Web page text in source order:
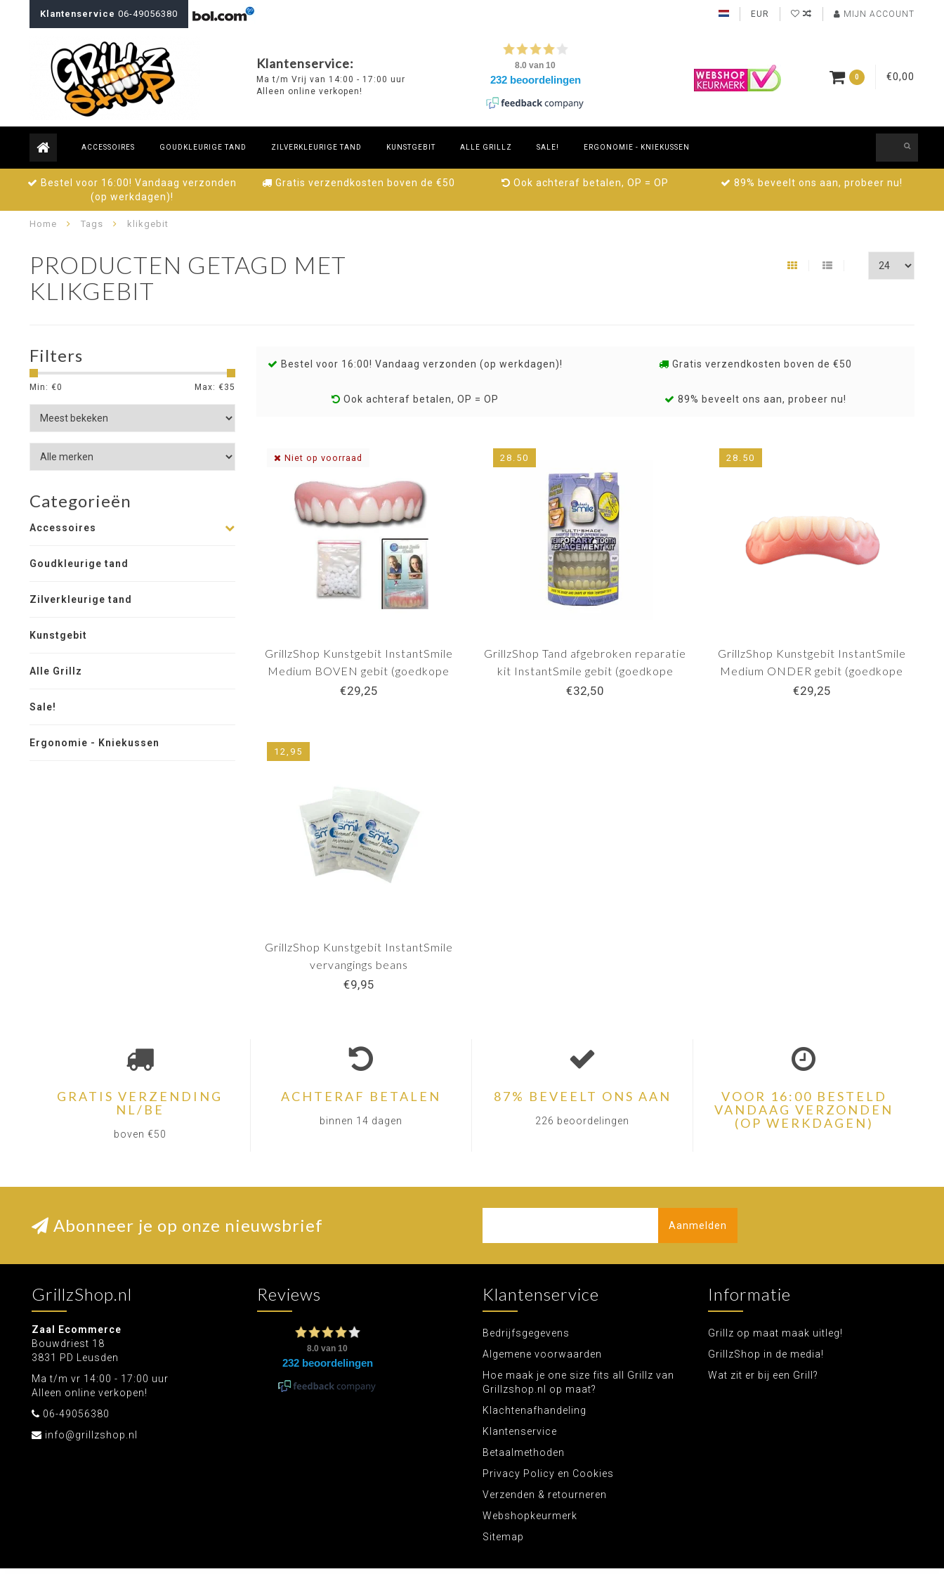
Klantenservice 06-49056380 EUR MIJN ACCOUNT
Klantenservice:
Ma t/m Vrij van 14:00 - 17:00 uur
Alleen online verkopen!
0 €0,00
ACCESSOIRES GOUDKLEURIGE TAND ZILVERKLEURIGE TAND KUNSTGEBIT ALLE GRILLZ SALE! ERGONOMIE - KNIEKUSSEN
Bestel voor 16:00! Vandaag verzonden
(op werkdagen)!
Gratis verzendkosten boven de €50 Ook achteraf betalen, OP = OP 89% beveelt ons aan, probeer nu!
Home Tags klikgebit
PRODUCTEN GETAGD MET
KLIKGEBIT
Filters
Min: €0 Max: €35
Categorieën
Accessoires
Goudkleurige tand
Zilverkleurige tand
Kunstgebit
Alle Grillz
Sale!
Ergonomie - Kniekussen
Bestel voor 16:00! Vandaag verzonden (op werkdagen)! Gratis verzendkosten boven de €50
Ook achteraf betalen, OP = OP 89% beveelt ons aan, probeer nu!
Niet op voorraad
GrillzShop Kunstgebit InstantSmile
Medium BOVEN gebit (goedkope
kunstgebit)
€29,25
28.50
GrillzShop Tand afgebroken reparatie
kit InstantSmile gebit (goedkope
kunstgebit) - Teeth Recovery -Multi
€32,50
28.50
GrillzShop Kunstgebit InstantSmile
Medium ONDER gebit (goedkope
kunstgebit)
€29,25
12,95
GrillzShop Kunstgebit InstantSmile
vervangings beans
€9,95
GRATIS VERZENDING
NL/BE
boven €50
ACHTERAF BETALEN
binnen 14 dagen
87% BEVEELT ONS AAN
226 beoordelingen
VOOR 16:00 BESTELD
VANDAAG VERZONDEN
(OP WERKDAGEN)
Abonneer je op onze nieuwsbrief Aanmelden
GrillzShop.nl
Zaal Ecommerce
Bouwdriest 18
3831 PD Leusden
Ma t/m vr 14:00 - 17:00 uur
Alleen online verkopen!
06-49056380
info@grillzshop.nl
Reviews Klantenservice
Bedrijfsgegevens
Algemene voorwaarden
Hoe maak je one size fits all Grillz van
Grillzshop.nl op maat?
Klachtenafhandeling
Klantenservice
Betaalmethoden
Privacy Policy en Cookies
Verzenden & retourneren
Webshopkeurmerk
Sitemap
Informatie
Grillz op maat maak uitleg!
GrillzShop in de media!
Wat zit er bij een Grill?